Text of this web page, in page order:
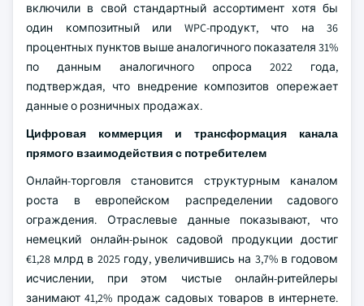
включили в свой стандартный ассортимент хотя бы
один композитный или WPC-продукт, что на 36
процентных пунктов выше аналогичного показателя 31%
по данным аналогичного опроса 2022 года,
подтверждая, что внедрение композитов опережает
данные о розничных продажах.
Цифровая коммерция и трансформация канала
прямого взаимодействия с потребителем
Онлайн-торговля становится структурным каналом
роста в европейском распределении садового
ограждения. Отраслевые данные показывают, что
немецкий онлайн-рынок садовой продукции достиг
€1,28 млрд в 2025 году, увеличившись на 3,7% в годовом
исчислении, при этом чистые онлайн-ритейлеры
занимают 41,2% продаж садовых товаров в интернете.